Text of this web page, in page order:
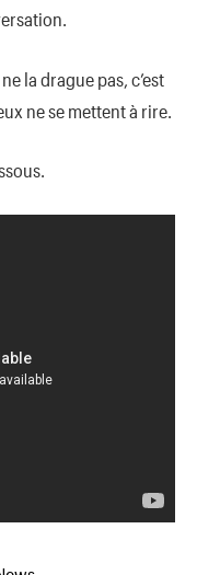
la drague pas, c’est
ne se mettent à rire.